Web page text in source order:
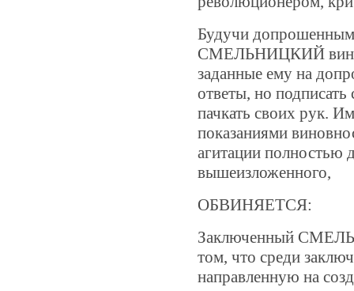
Будучи допрошенным
СМЕЛЬНИЦКИЙ
заданные ему на
ответы, но подписать
пачкать своих рук.
показаниями
агитации полностью
вышеизложенного,
ОБВИНЯЕТСЯ:
Заключенный
том, что среди
направленную на